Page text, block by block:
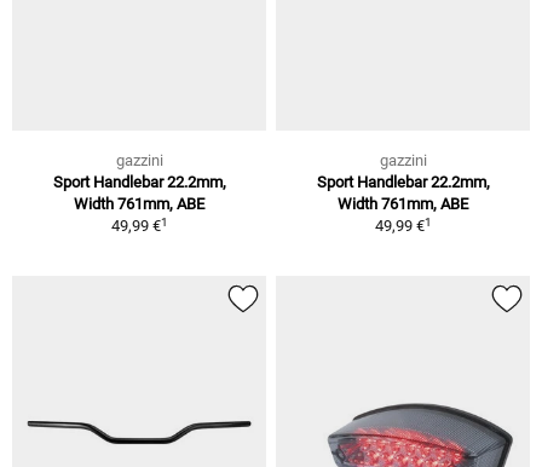
gazzini
Sport Handlebar 22.2mm,
Width 761mm, ABE
49,99 €1
gazzini
Sport Handlebar 22.2mm,
Width 761mm, ABE
49,99 €1